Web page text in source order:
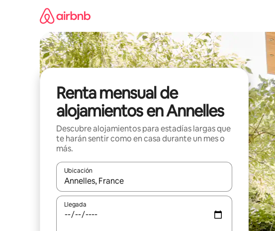
Renta mensual de
alojamientos en Annelles
Descubre alojamientos para estadías largas que
te harán sentir como en casa durante un mes o
más.
Ubicación
Cuando los resultados estén disponibles, navega con las teclas
Llegada